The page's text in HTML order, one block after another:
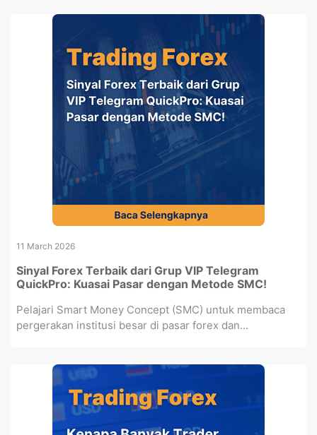
11 March 2026
Sinyal Forex Terbaik dari Grup VIP Telegram
QuickPro: Kuasai Pasar dengan Metode SMC!
Pelajari Smart Money Concept (SMC) untuk membaca
pergerakan institusi besar di pasar forex dan...